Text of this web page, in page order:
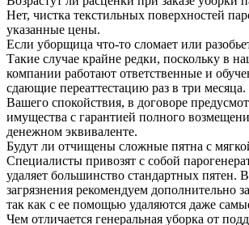
Нет, чистка текстильных поверхностей
указанные цены.
Если уборщица что-то сломает или
Такие случае крайне редки, поскольку в
компании работают ответственные и
сдающие переаттестацию раз в три
Вашего спокойствия, в договоре
имущества с гарантией полного
денежном эквиваленте.
Будут ли отчищены сложные пятна с
Специалисты привозят с собой
удаляет большинство стандартных пятен.
загрязнения рекомендуем дополнительно
так как с ее помощью удаляются даже
Чем отличается генеральная уборка от